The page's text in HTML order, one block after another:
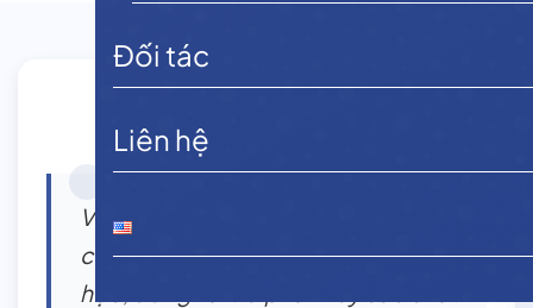
Đối tác
Liên hệ
Vi sinh xử lý nước thải là thành phần
cốt lõi trong các hệ thống xử lý sinh
học, đóng vai trò phân hủy các chất